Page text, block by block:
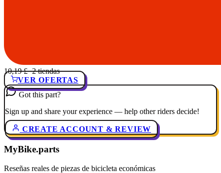
10,19 £· 2 tiendas
VER OFERTAS
Got this part?
Sign up and share your experience — help other riders decide!
CREATE ACCOUNT & REVIEW
MyBike.parts
Reseñas reales de piezas de bicicleta económicas